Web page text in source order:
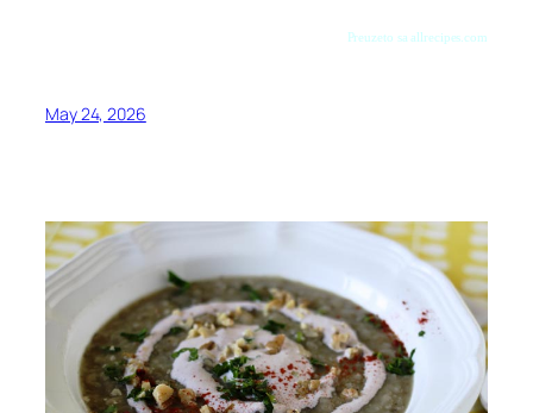
Preuzeto sa allrecipes.com
May 24, 2026